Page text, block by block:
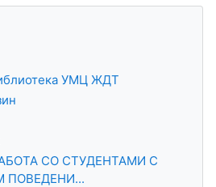
УМЦ ЖДТ
СО СТУДЕНТАМИ С
ПОВЕДЕНИ...